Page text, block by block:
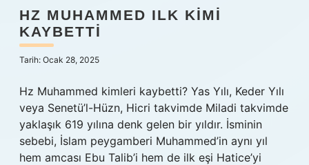
HZ MUHAMMED ILK KIMI
KAYBETTI
Tarih: Ocak 28, 2025
Hz Muhammed kimleri kaybetti? Yas Yılı, Keder Yılı
veya Senetü’l-Hüzn, Hicri takvimde Miladi takvimde
yaklaşık 619 yılına denk gelen bir yıldır. İsminin
sebebi, İslam peygamberi Muhammed’in aynı yıl
hem amcası Ebu Talib’i hem de ilk eşi Hatice’yi